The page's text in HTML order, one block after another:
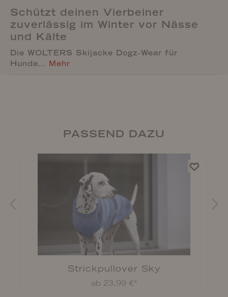
Schützt deinen Vierbeiner
zuverlässig im Winter vor Nässe
und Kälte
Die WOLTERS Skijacke Dogz-Wear für
Hunde… Mehr
PASSEND DAZU
Strickpullover Sky
ab 23,99 €*